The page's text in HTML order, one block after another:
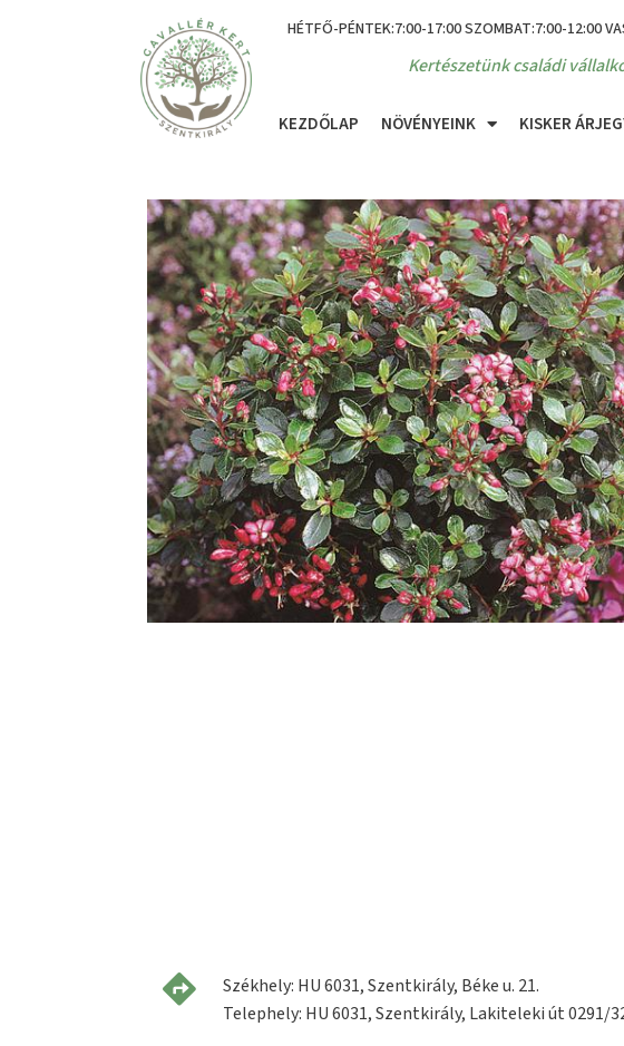
HÉTFŐ-PÉNTEK:7:00-17:00 SZOMBAT:7:00-12:00
Kertészetünk családi
KEZDŐLAP NÖVÉNYEINK KISKER
Székhely: HU 6031, Szentkirály, Béke u. 21.
Telephely: HU 6031, Szentkirály, Lakiteleki út 0291/